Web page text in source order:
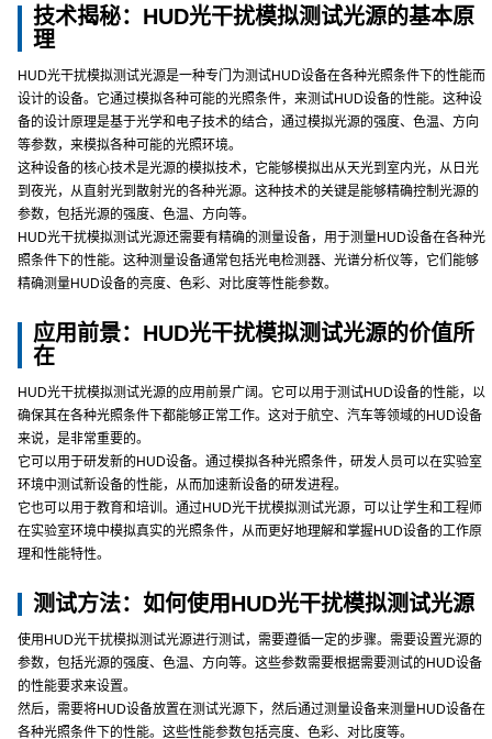
技术揭秘：HUD光干扰模拟测试光源的基本原
理
HUD光干扰模拟测试光源是一种专门为测试HUD设备在各种光照条件下的性能而
设计的设备。它通过模拟各种可能的光照条件，来测试HUD设备的性能。这种设
备的设计原理是基于光学和电子技术的结合，通过模拟光源的强度、色温、方向
等参数，来模拟各种可能的光照环境。
这种设备的核心技术是光源的模拟技术，它能够模拟出从天光到室内光，从日光
到夜光，从直射光到散射光的各种光源。这种技术的关键是能够精确控制光源的
参数，包括光源的强度、色温、方向等。
HUD光干扰模拟测试光源还需要有精确的测量设备，用于测量HUD设备在各种光
照条件下的性能。这种测量设备通常包括光电检测器、光谱分析仪等，它们能够
精确测量HUD设备的亮度、色彩、对比度等性能参数。
应用前景：HUD光干扰模拟测试光源的价值所
在
HUD光干扰模拟测试光源的应用前景广阔。它可以用于测试HUD设备的性能，以
确保其在各种光照条件下都能够正常工作。这对于航空、汽车等领域的HUD设备
来说，是非常重要的。
它可以用于研发新的HUD设备。通过模拟各种光照条件，研发人员可以在实验室
环境中测试新设备的性能，从而加速新设备的研发进程。
它也可以用于教育和培训。通过HUD光干扰模拟测试光源，可以让学生和工程师
在实验室环境中模拟真实的光照条件，从而更好地理解和掌握HUD设备的工作原
理和性能特性。
测试方法：如何使用HUD光干扰模拟测试光源
使用HUD光干扰模拟测试光源进行测试，需要遵循一定的步骤。需要设置光源的
参数，包括光源的强度、色温、方向等。这些参数需要根据需要测试的HUD设备
的性能要求来设置。
然后，需要将HUD设备放置在测试光源下，然后通过测量设备来测量HUD设备在
各种光照条件下的性能。这些性能参数包括亮度、色彩、对比度等。